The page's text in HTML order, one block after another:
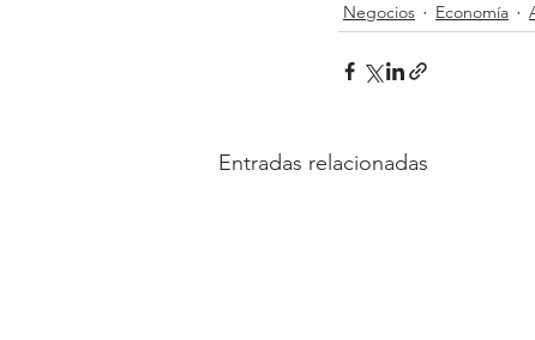
Negocios Economía
Entradas relacionadas